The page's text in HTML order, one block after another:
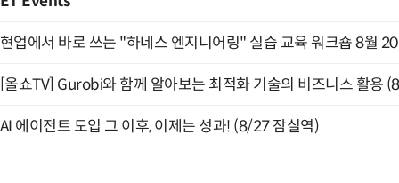
현업에서 바로 쓰는 "하네스 엔지니어링" 실습 교육 워크숍 8월
[올쇼TV] Gurobi와 함께 알아보는 최적화 기술의 비즈니스 활용
AI 에이전트 도입 그 이후, 이제는 성과! (8/27 잠실역)